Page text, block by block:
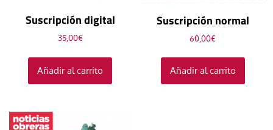
Suscripción digital
35,00€
Añadir al carrito
Suscripción normal
60,00€
Añadir al carrito